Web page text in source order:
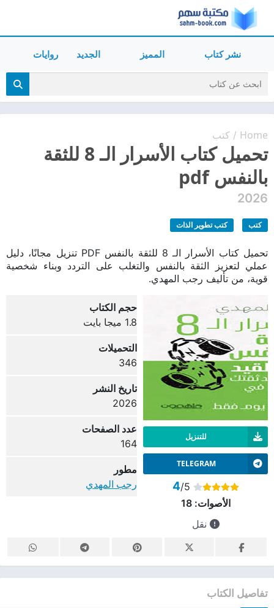
نشر كتاب المميز الجديد روايات
Home
/ كتب
تحميل كتاب الأسرار الـ 8 للثقة
بالنفس pdf
2026
كتب كتب تطوير الذات
تحميل كتاب الأسرار الـ 8 للثقة بالنفس PDF تنزيل مجانًا، دليل
عملي لتعزيز الثقة بالنفس والتغلب على التردد وبناء شخصية
قوية، من تأليف رجب المهدي.
للتنزيل
TELEGRAM
4/5
الأصوات:18
نقل
حجم الكتاب
1.8 ميجا بايت
التحميلات
346
تاريخ النشر
2026
عدد الصفحات
164
مطور
رجب المهدي
تفاصيل الكتاب